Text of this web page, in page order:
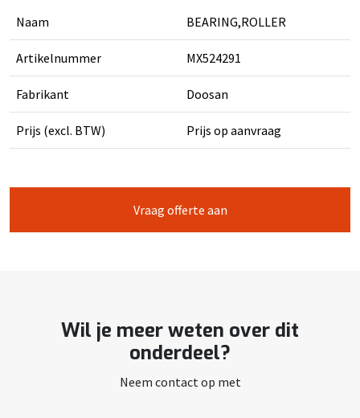
Naam BEARING,ROLLER
Artikelnummer MX524291
Fabrikant Doosan
Prijs (excl. BTW) Prijs op aanvraag
Vraag offerte aan
Wil je meer weten over dit
onderdeel?
Neem contact op met